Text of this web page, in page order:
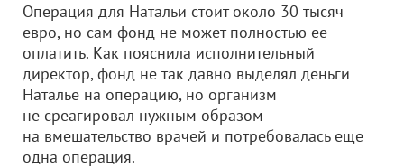
Операция для Натальи стоит около 30 тысяч
евро, но сам фонд не может полностью ее
оплатить. Как пояснила исполнительный
директор, фонд не так давно выделял деньги
Наталье на операцию, но организм
не среагировал нужным образом
на вмешательство врачей и потребовалась еще
одна операция.